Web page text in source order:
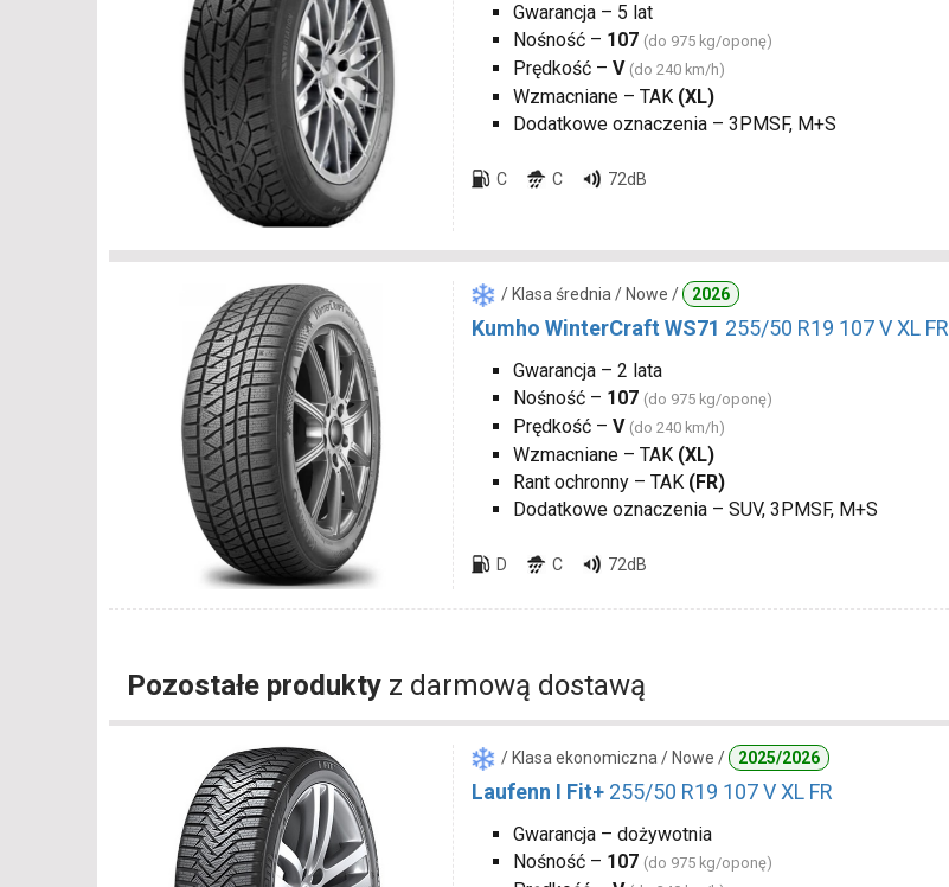
Gwarancja – 5 lat
Nośność – 107 (do 975 kg/oponę)
Prędkość – V (do 240 km/h)
Wzmacniane – TAK (XL)
Dodatkowe oznaczenia – 3PMSF, M+S
C C 72dB
/ Klasa średnia / Nowe / 2026
Kumho WinterCraft WS71 255/50 R19 107 V XL FR
Gwarancja – 2 lata
Nośność – 107 (do 975 kg/oponę)
Prędkość – V (do 240 km/h)
Wzmacniane – TAK (XL)
Rant ochronny – TAK (FR)
Dodatkowe oznaczenia – SUV, 3PMSF, M+S
D C 72dB
Pozostałe produkty z darmową dostawą
/ Klasa ekonomiczna / Nowe / 2025/2026
Laufenn I Fit+ 255/50 R19 107 V XL FR
Gwarancja – dożywotnia
Nośność – 107 (do 975 kg/oponę)